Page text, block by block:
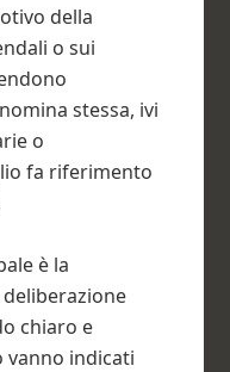
della
o sui
stessa, ivi
o
fa riferimento
è la
chiaro e
vanno indicati